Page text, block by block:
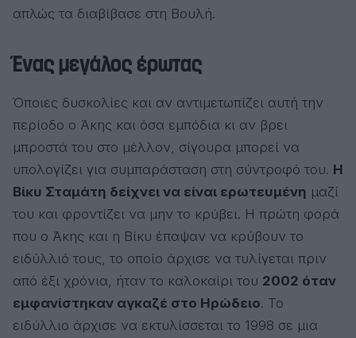
απλώς τα διαβίβασε στη Βουλή.
Ένας μεγάλος έρωτας
Όποιες δυσκολίες και αν αντιμετωπίζει αυτή την
περίοδο ο Άκης και όσα εμπόδια κι αν βρει
μπροστά του στο μέλλον, σίγουρα μπορεί να
υπολογίζει για συμπαράσταση στη σύντροφό του. Η
Βίκυ Σταμάτη δείχνει να είναι ερωτευμένη μαζί
του και φροντίζει να μην το κρύβει. Η πρώτη φορά
που ο Άκης και η Βίκυ έπαψαν να κρύβουν το
ειδύλλιό τους, το οποίο άρχισε να τυλίγεται πριν
από έξι χρόνια, ήταν το καλοκαίρι του 2002 όταν
εμφανίστηκαν αγκαζέ στο Ηρώδειο. Το
ειδύλλιο άρχισε να εκτυλίσσεται το 1998 σε μια